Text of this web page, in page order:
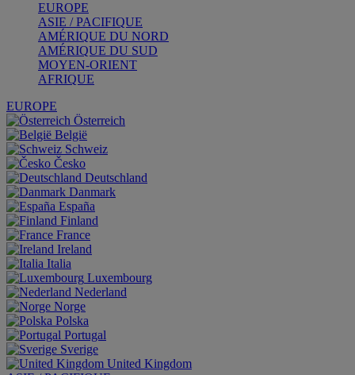
EUROPE
ASIE / PACIFIQUE
AMÉRIQUE DU NORD
AMÉRIQUE DU SUD
MOYEN-ORIENT
AFRIQUE
EUROPE
Österreich
België
Schweiz
Česko
Deutschland
Danmark
España
Finland
France
Ireland
Italia
Luxembourg
Nederland
Norge
Polska
Portugal
Sverige
United Kingdom